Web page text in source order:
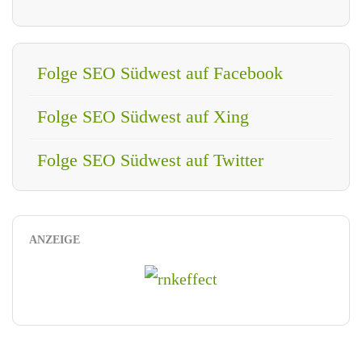
Folge SEO Südwest auf Facebook
Folge SEO Südwest auf Xing
Folge SEO Südwest auf Twitter
ANZEIGE